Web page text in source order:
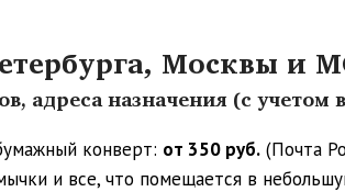
Москвы и
адреса назначения (с
конверт: от 350 руб. (Почта
и все, что помещается в